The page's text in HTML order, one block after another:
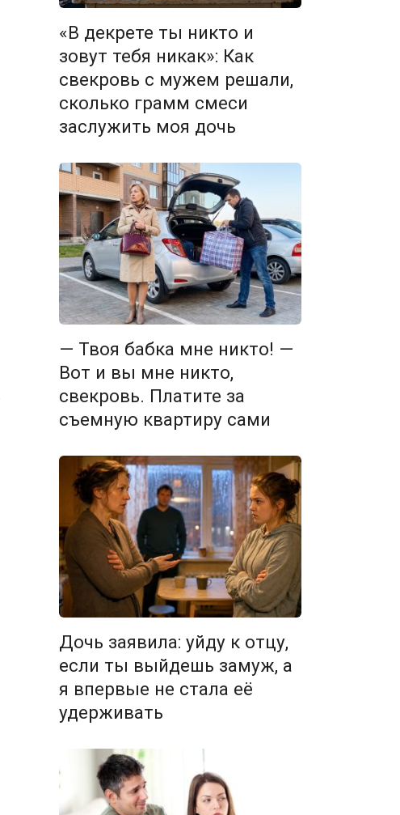
«В декрете ты никто и
зовут тебя никак»: Как
свекровь с мужем решали,
сколько грамм смеси
заслужить моя дочь
— Твоя бабка мне никто! —
Вот и вы мне никто,
свекровь. Платите за
съемную квартиру сами
Дочь заявила: уйду к отцу,
если ты выйдешь замуж, а
я впервые не стала её
удерживать